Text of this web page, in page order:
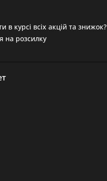
в курсі всіх акцій та знижок?
на розсилку